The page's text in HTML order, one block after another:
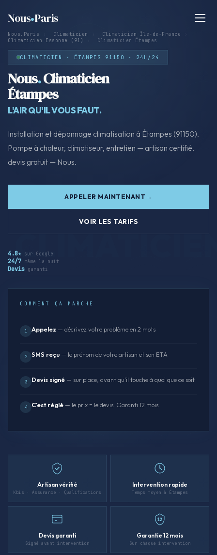
Nous Paris
Nous.Paris Climaticien Climaticien Île-de-France
Climaticien Essonne (91)
Climaticien Étampes
CLIMATICIEN · ÉTAMPES 91150 · 24H/24
Nous.Climaticien
Étampes
L'AIR QU'IL VOUS FAUT.
Installation et dépannage climatisation à Étampes (91150).
Pompe à chaleur, climatiseur, entretien — artisan certifié,
devis gratuit — Nous.
APPELER MAINTENANT
VOIR LES TARIFS
4.8★ sur Google
24/7 même la nuit
Devis garanti
COMMENT ÇA MARCHE
1 Appelez — décrivez votre problème en 2 mots
2 SMS reçu — le prénom de votre artisan et son ETA
3 Devis signé — sur place, avant qu'il touche à quoi que ce soit
4 C'est réglé — le prix = le devis. Garanti 12 mois.
Artisan vérifié
Kbis · Assurance · Qualifications
Intervention rapide
Temps moyen à Étampes
Devis garanti
Signé avant intervention
12
Garantie 12 mois
Sur chaque intervention